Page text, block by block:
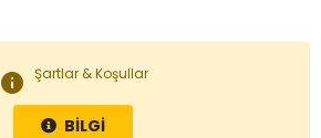
info Şartlar & Koşullar
BİLGİ